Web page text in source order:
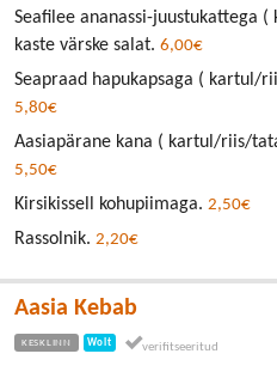
Seafilee ananassi-
kaste värske salat. 6,00€
Seapraad hapukapsaga ( kartul/
5,80€
Aasiapärane kana ( kartul/riis/
5,50€
Kirsikissell kohupiimaga. 2,50€
Rassolnik. 2,20€
Aasia Kebab
KESKLINN Wolt